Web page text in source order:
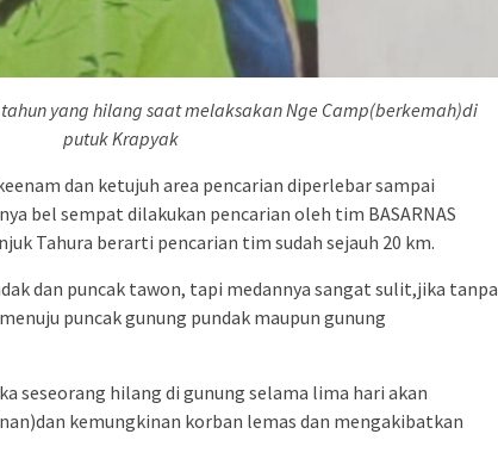
yang hilang saat melaksakan Nge Camp(berkemah)di
putuk Krapyak
dan ketujuh area pencarian diperlebar sampai
bel sempat dilakukan pencarian oleh tim BASARNAS
Tahura berarti pencarian tim sudah sejauh 20 km.
dan puncak tawon, tapi medannya sangat sulit,jika tanpa
puncak gunung pundak maupun gunung
seseorang hilang di gunung selama lima hari akan
kemungkinan korban lemas dan mengakibatkan